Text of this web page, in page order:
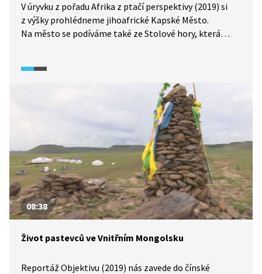
V úryvku z pořadu Afrika z ptačí perspektivy (2019) si
z výšky prohlédneme jihoafrické Kapské Město.
Na město se podíváme také ze Stolové hory, která
08:38
Život pastevců ve Vnitřním Mongolsku
Reportáž Objektivu (2019) nás zavede do čínské